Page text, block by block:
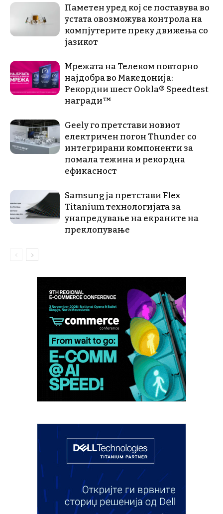
Паметен уред кој се поставува во
устата овозможува контрола на
компјутерите преку движења со
јазикот
Мрежата на Телеком повторно
најдобра во Македонија:
Рекордни шест Ookla® Speedtest
награди™
Geely го претстави новиот
електричен погон Thunder со
интегрирани компоненти за
помала тежина и рекордна
ефикасност
Samsung ја претстави Flex
Titanium технологијата за
унапредување на екраните на
преклопување